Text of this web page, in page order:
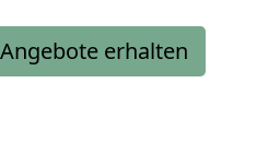
erhalten